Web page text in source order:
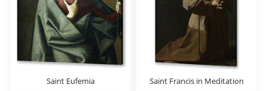
Saint Eufemia
Saint Francis in Meditation